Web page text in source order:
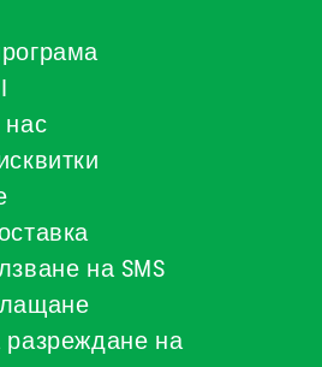
на SMS
разреждане на